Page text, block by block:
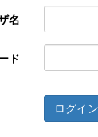
名
ド
ログイン